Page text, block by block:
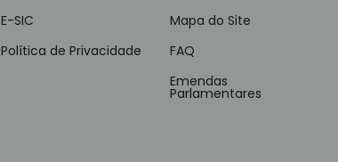
E-SIC
Política de Privacidade
Mapa do Site
FAQ
Emendas
Parlamentares